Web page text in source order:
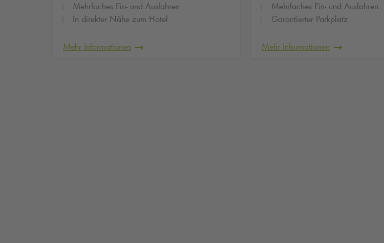
Mehrfaches Ein- und Ausfahren
In direkter Nähe zum Hotel
Mehr Informationen
Mehrfaches Ein- und Ausfahren
Garantierter Parkplatz
Mehr Informationen